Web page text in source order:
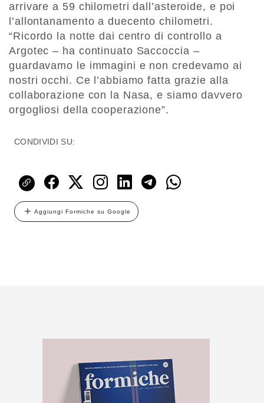
arrivare a 59 chilometri dall’asteroide, e poi
l’allontanamento a duecento chilometri.
“Ricordo la notte dai centro di controllo a
Argotec – ha continuato Saccoccia –
guardavamo le immagini e non credevamo ai
nostri occhi. Ce l’abbiamo fatta grazie alla
collaborazione con la Nasa, e siamo davvero
orgogliosi della cooperazione”.
CONDIVIDI SU:
Aggiungi Formiche su Google